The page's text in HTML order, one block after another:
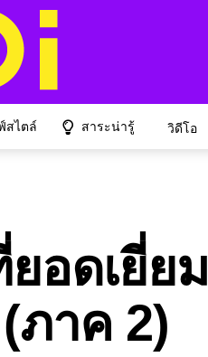
สไตล์ สาระน่ารู้ วิดีโอ
ยอดเยี่ยม
ภาค 2)